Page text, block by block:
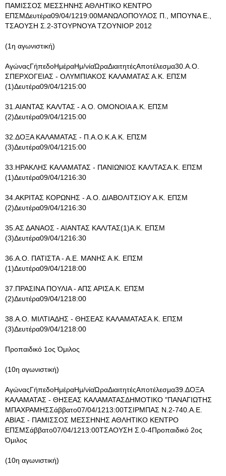
ΠΑΜΙΣΣΟΣ ΜΕΣΣΗΝΗΣ ΑΘΛΗΤΙΚΟ ΚΕΝΤΡΟ
ΕΠΣΜΔευτέρα09/04/1219:00ΜΑΝΩΛΟΠΟΥΛΟΣ Π., ΜΠΟΥΝΑ Ε.,
ΤΣΑΟΥΣΗ Σ.2-3ΤΟΥΡΝΟΥΑ ΤΖΟΥΝΙΟΡ 2012
(1η αγωνιστική)
ΑγώναςΓήπεδοΗμέραΗμ/νίαΏραΔιαιτητέςΑποτέλεσμα30.Α.Ο.
ΣΠΕΡΧΟΓΕΙΑΣ - ΟΛΥΜΠΙΑΚΟΣ ΚΑΛΑΜΑΤΑΣ Α.Κ. ΕΠΣΜ
(1)Δευτέρα09/04/1215:00
31.ΑΙΑΝΤΑΣ ΚΑΛ/ΤΑΣ - Α.Ο. ΟΜΟΝΟΙΑ Α.Κ. ΕΠΣΜ
(2)Δευτέρα09/04/1215:00
32.ΔΟΞΑ ΚΑΛΑΜΑΤΑΣ - Π.Α.Ο.Κ.Α.Κ. ΕΠΣΜ
(3)Δευτέρα09/04/1215:00
33.ΗΡΑΚΛΗΣ ΚΑΛΑΜΑΤΑΣ - ΠΑΝΙΩΝΙΟΣ ΚΑΛ/ΤΑΣΑ.Κ. ΕΠΣΜ
(1)Δευτέρα09/04/1216:30
34.ΑΚΡΙΤΑΣ ΚΟΡΩΝΗΣ - Α.Ο. ΔΙΑΒΟΛΙΤΣΙΟΥ Α.Κ. ΕΠΣΜ
(2)Δευτέρα09/04/1216:30
35.ΑΣ ΔΑΝΑΟΣ - ΑΙΑΝΤΑΣ ΚΑΛ/ΤΑΣ(1)Α.Κ. ΕΠΣΜ
(3)Δευτέρα09/04/1216:30
36.Α.Ο. ΠΑΤΙΣΤΑ - Α.Ε. ΜΑΝΗΣ Α.Κ. ΕΠΣΜ
(1)Δευτέρα09/04/1218:00
37.ΠΡΑΣΙΝΑ ΠΟΥΛΙΑ - ΑΠΣ ΑΡΙΣΑ.Κ. ΕΠΣΜ
(2)Δευτέρα09/04/1218:00
38.Α.Ο. ΜΙΛΤΙΑΔΗΣ - ΘΗΣΕΑΣ ΚΑΛΑΜΑΤΑΣΑ.Κ. ΕΠΣΜ
(3)Δευτέρα09/04/1218:00
Προπαιδικό 1ος Όμιλος
(10η αγωνιστική)
ΑγώναςΓήπεδοΗμέραΗμ/νίαΏραΔιαιτητέςΑποτέλεσμα39.ΔΟΞΑ
ΚΑΛΑΜΑΤΑΣ - ΘΗΣΕΑΣ ΚΑΛΑΜΑΤΑΣΔΗΜΟΤΙΚΟ "ΠΑΝΑΓΙΩΤΗΣ
ΜΠΑΧΡΑΜΗΣΣάββατο07/04/1213:00ΤΣΙΡΜΠΑΣ Ν.2-740.Α.Ε.
ΑΒΙΑΣ - ΠΑΜΙΣΣΟΣ ΜΕΣΣΗΝΗΣ ΑΘΛΗΤΙΚΟ ΚΕΝΤΡΟ
ΕΠΣΜΣάββατο07/04/1213:00ΤΣΑΟΥΣΗ Σ.0-4Προπαιδικό 2ος
Όμιλος
(10η αγωνιστική)